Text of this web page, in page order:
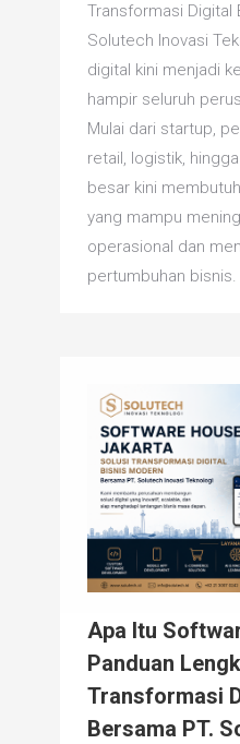
Transformasi Digital
Solutech Inovasi
digital kini menjadi
hampir seluruh
Mulai dari startup,
retail, logistik,
besar kini
yang mampu
operasional dan
pertumbuhan
Apa Itu
Panduan
Transformasi
Bersama PT.